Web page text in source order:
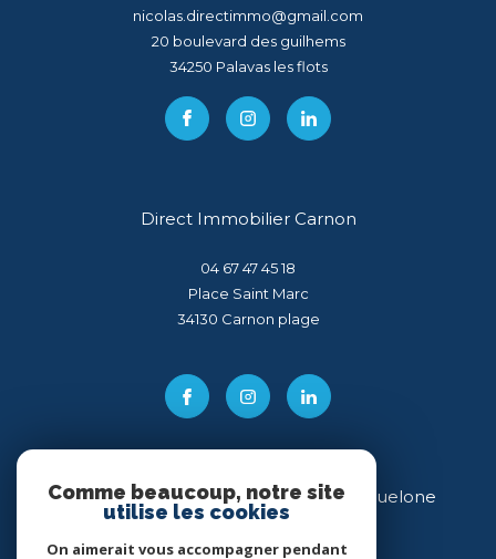
nicolas.directimmo@gmail.com
20 boulevard des guilhems
34250
palavas les flots
Direct Immobilier Carnon
04 67 47 45 18
Place Saint Marc
34130
carnon plage
Direct Immobilier Villeneuve-lès-Maguelone
04 99 54 11 43
Comme beaucoup, notre site
utilise les cookies
On aimerait vous accompagner pendant